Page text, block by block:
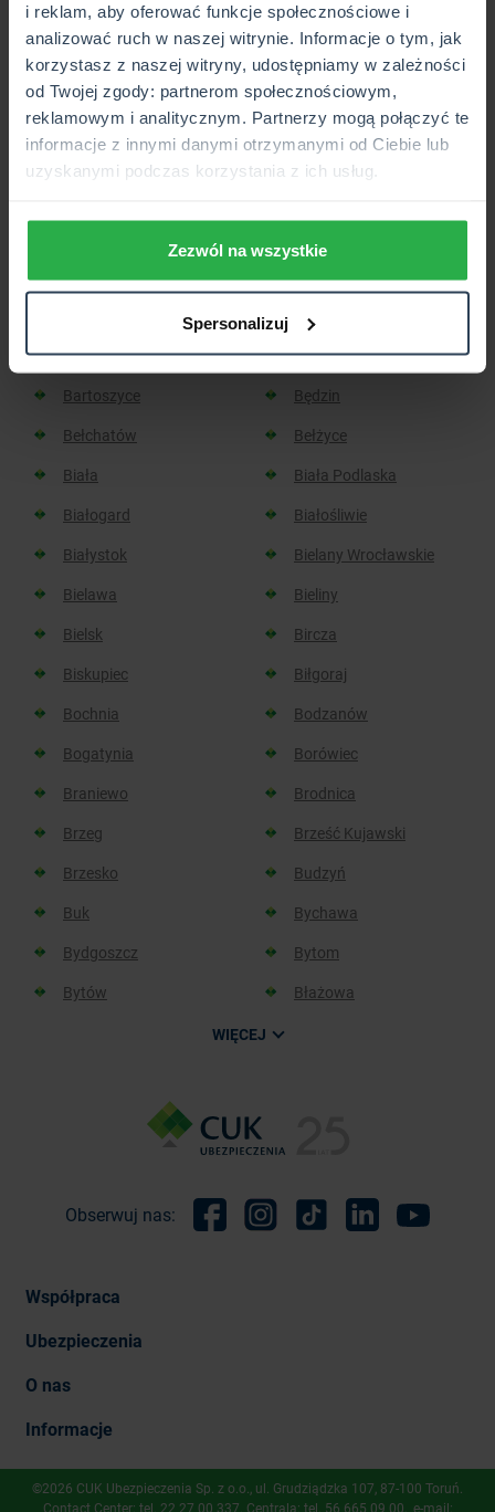
i reklam, aby oferować funkcje społecznościowe i
analizować ruch w naszej witrynie. Informacje o tym, jak
korzystasz z naszej witryny, udostępniamy w zależności
od Twojej zgody: partnerom społecznościowym,
reklamowym i analitycznym. Partnerzy mogą połączyć te
informacje z innymi danymi otrzymanymi od Ciebie lub
uzyskanymi podczas korzystania z ich usług.
Zezwól na wszystkie
Spersonalizuj
Wkrótce otwarcie
Placówka lub Punkt Partnerski CUK Ubezpieczenia,
który wkrótce będzie otwarty.
Sprawdź, w jakich miastach
znajdziesz placówkę CUK:
Aleksandrów Kujawski
Aleksandrów Łódzki
Baborów
Barlinek
Bartoszyce
Będzin
Bełchatów
Bełżyce
Biała
Biała Podlaska
Białogard
Białośliwie
Białystok
Bielany Wrocławskie
Bielawa
Bieliny
Bielsk
Bircza
Biskupiec
Biłgoraj
Bochnia
Bodzanów
Bogatynia
Borówiec
Braniewo
Brodnica
Brzeg
Brześć Kujawski
Brzesko
Budzyń
Buk
Bychawa
Bydgoszcz
Bytom
Bytów
Błażowa
WIĘCEJ
Obserwuj nas:
Współpraca
Ubezpieczenia
O nas
Informacje
©2026 CUK Ubezpieczenia Sp. z o.o., ​ul. Grudziądzka 107, 87-100 Toruń.
Contact Center: tel. 22 27 00 337 . Centrala: tel. 56 665 09 00 , e-mail: